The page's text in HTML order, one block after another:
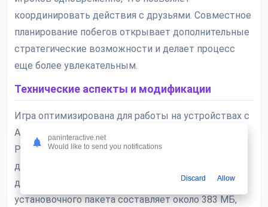
координировать действия с друзьями. Совместное
планирование побегов открывает дополнительные
стратегические возможности и делает процесс
еще более увлекательным.
Технические аспекты и модификации
Игра оптимизирована для работы на устройствах с
Android 5.0 и выше, требуя поддержки OpenGL 3.0.
Русский язык полностью поддерживается, что
делает прохождение максимально комфортным
для отечественных геймеров. Размер
установочного пакета составляет около 383 МБ,
paninteractive.net
Would like to send you notifications
Discard Allow